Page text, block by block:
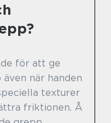
för att ge
när handen
texturer
friktionen. Å